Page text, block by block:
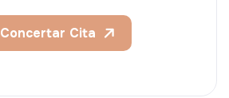
Concertar Cita